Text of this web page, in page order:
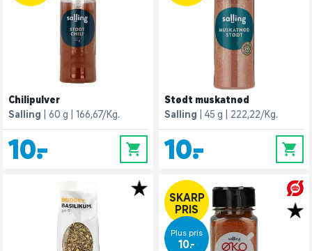
Chilipulver
Salling
60 g 166,67/Kg.
10,- 0
Stødt muskatnød
Salling
45 g 222,22/Kg.
10,- 0
SKARP
PRIS
Plus pris
10,-